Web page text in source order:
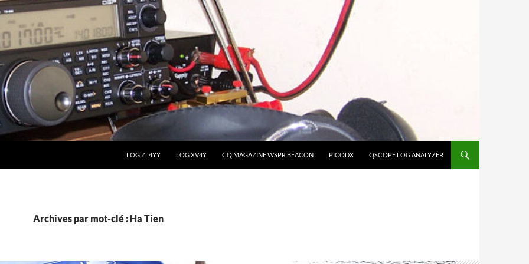
LOG ZL4YY LOG XV4Y CQ MAGAZINE WSPR BEACON PICODX QSCOPE LOG ANALYZER
Archives par mot-clé : Ha Tien